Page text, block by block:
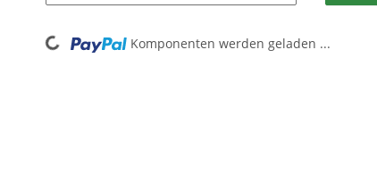
Loading... Komponenten werden geladen ...